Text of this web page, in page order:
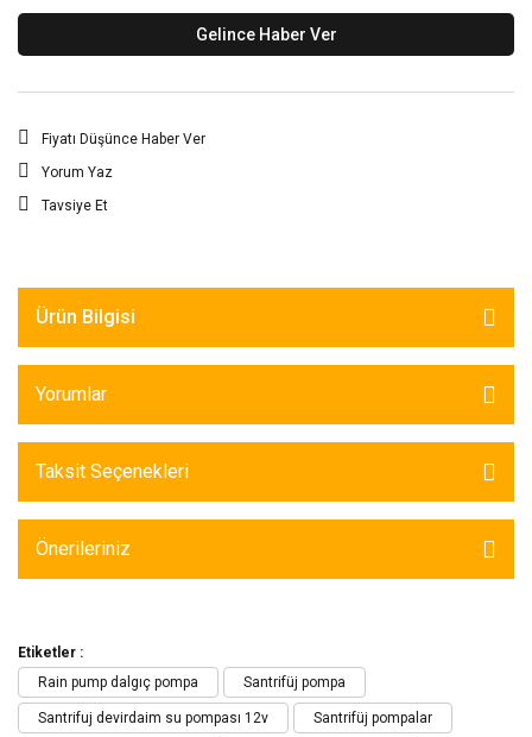
Gelince Haber Ver
Fiyatı Düşünce Haber Ver
Yorum Yaz
Tavsiye Et
Ürün Bilgisi
Yorumlar
Taksit Seçenekleri
Önerileriniz
Etiketler :
Rain pump dalgıç pompa
Santrifüj pompa
Santrifuj devirdaim su pompası 12v Santrifüj pompalar